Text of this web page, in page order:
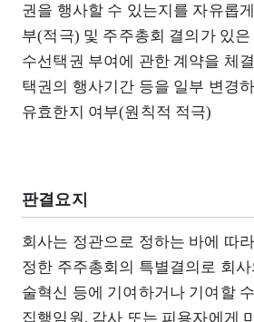
권을 행사할 수 있는지를 자유롭
부(적극) 및 주주총회 결의가 있
수선택권 부여에 관한 계약을 체
택권의 행사기간 등을 일부 변경
유효한지 여부(원칙적 적극)
판결요지
회사는 정관으로 정하는 바에 따
정한 주주총회의 특별결의로 회사
술혁신 등에 기여하거나 기여할
집행임원, 감사 또는 피용자에게